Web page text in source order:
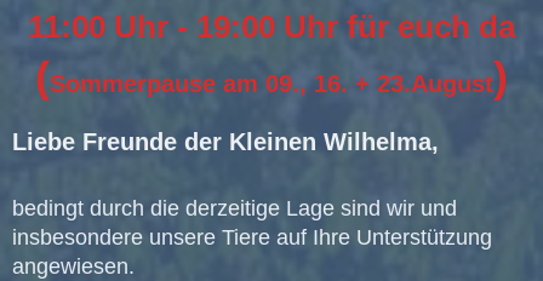
11:00 Uhr - 19:00 Uhr für euch da
(Sommerpause am 09., 16. + 23.August)
Liebe Freunde der Kleinen Wilhelma,
bedingt durch die derzeitige Lage sind wir und
insbesondere unsere Tiere auf Ihre Unterstützung
angewiesen.